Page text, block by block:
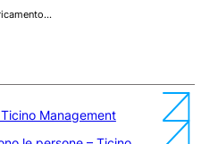
Management